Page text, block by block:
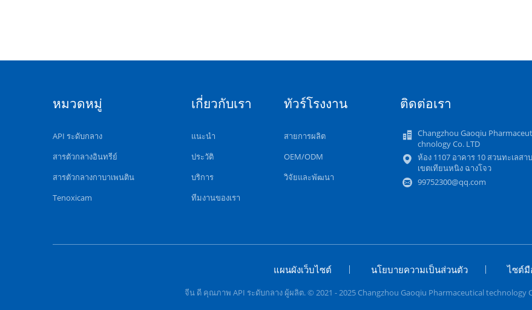
หมวดหมู่
API ระดับกลาง
สารตัวกลางอินทรีย์
สารตัวกลางกาบาเพนติน
Tenoxicam
เกี่ยวกับเรา
แนะนำ
ประวัติ
บริการ
ทีมงานของเรา
ทัวร์โรงงาน
สายการผลิต
OEM/ODM
วิจัยและพัฒนา
ติดต่อเรา
Changzhou Gaoqiu
chnology Co. LTD
ห้อง 1107 อาคาร 10 สวนทะเลสา
เขตเทียนหนิง ฉางโจว
99752300@qq.com
แผนผังเว็บไซต์ นโยบายความเป็นส่วนตัว ไซต์มื
จีน ดี คุณภาพ API ระดับกลาง ผู้ผลิต. © 2021 - 2025 Changzhou Gaoqiu Pharmaceutical technology